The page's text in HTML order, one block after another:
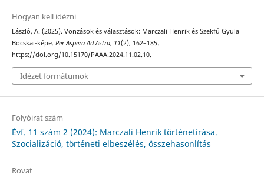
Hogyan kell idézni
László, A. (2025). Vonzások és választások: Marczali Henrik és Szekfű Gyula
Bocskai-képe. Per Aspera Ad Astra, 11(2), 162–185.
https://doi.org/10.15170/PAAA.2024.11.02.10.
Idézet formátumok
Folyóirat szám
Évf. 11 szám 2 (2024): Marczali Henrik történetírása.
Szocializáció, történeti elbeszélés, összehasonlítás
Rovat